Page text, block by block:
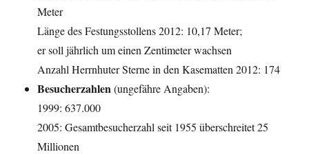
Meter
Länge des Festungsstollens 2012: 10,17 Meter;
er soll jährlich um einen Zentimeter wachsen
Anzahl Herrnhuter Sterne in den Kasematten 2012: 174
Besucherzahlen(ungefähre Angaben):
1999: 637.000
2005: Gesamtbesucherzahl seit 1955 überschreitet 25
Millionen